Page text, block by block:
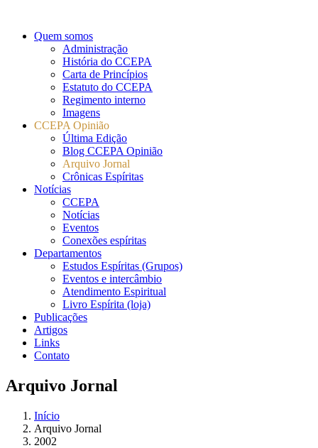
Quem somos
Administração
História do CCEPA
Carta de Princípios
Estatuto do CCEPA
Regimento interno
Imagens
CCEPA Opinião
Última Edição
Blog CCEPA Opinião
Arquivo Jornal
Crônicas Espíritas
Notícias
CCEPA
Notícias
Eventos
Conexões espíritas
Departamentos
Estudos Espíritas (Grupos)
Eventos e intercâmbio
Atendimento Espiritual
Livro Espírita (loja)
Publicações
Artigos
Links
Contato
Arquivo Jornal
Início
Arquivo Jornal
2002